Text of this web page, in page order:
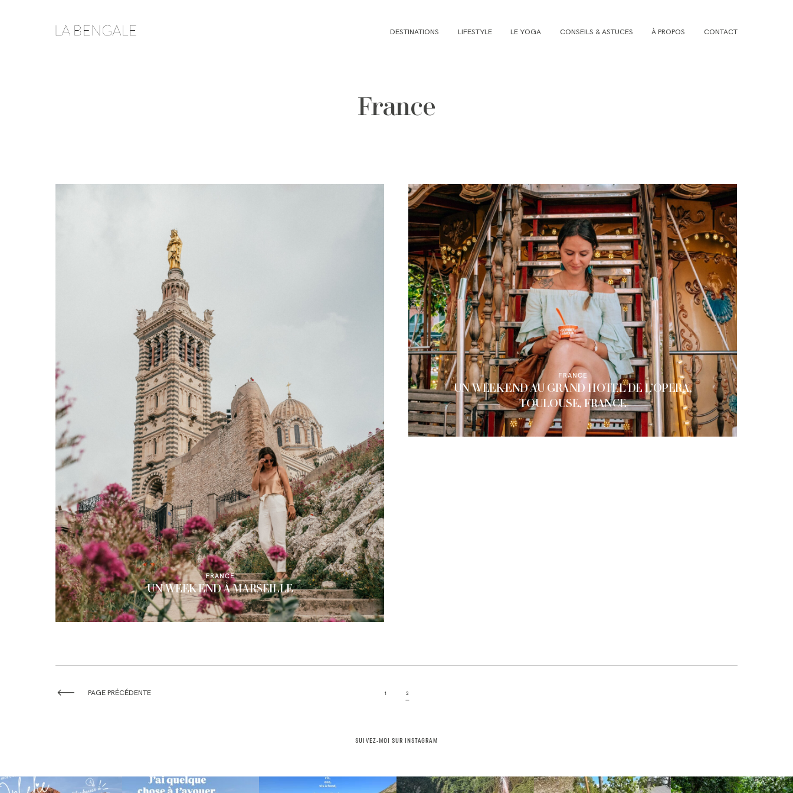
DESTINATIONS LIFESTYLE LE YOGA CONSEILS & ASTUCES À PROPOS CONTACT
France
FRANCE
UN WEEK-END À MARSEILLE
FRANCE
UN WEEK-END AU GRAND HOTEL DE L’OPERA,
TOULOUSE, FRANCE
PAGE PRÉCÉDENTE 1 2
SUIVEZ-MOI SUR INSTAGRAM